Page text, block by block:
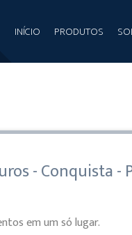
INÍCIO PRODUTOS
- Conquista -
em um só lugar.